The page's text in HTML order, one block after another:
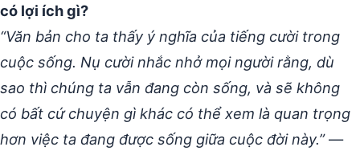
có lợi ích gì?
“Văn bản cho ta thấy ý nghĩa của tiếng cười trong
cuộc sống. Nụ cười nhắc nhở mọi người rằng, dù
sao thì chúng ta vẫn đang còn sống, và sẽ không
có bất cứ chuyện gì khác có thể xem là quan trọng
hơn việc ta đang được sống giữa cuộc đời này.”—